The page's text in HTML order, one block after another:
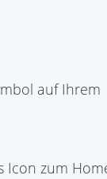
auf Ihrem
Icon zum